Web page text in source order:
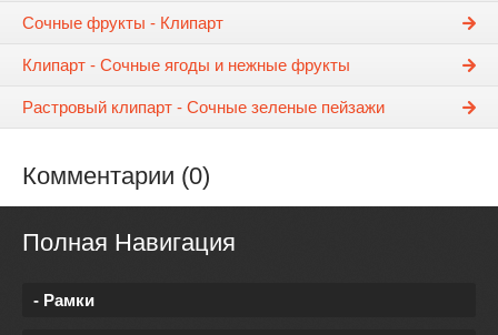
Сочные фрукты - Клипарт
Клипарт - Сочные ягоды и нежные фрукты
Растровый клипарт - Сочные зеленые пейзажи
Комментарии (0)
Полная Навигация
- Рамки